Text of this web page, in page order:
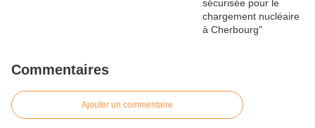
Commentaires
Ajouter un commentaire